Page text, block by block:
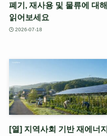
폐기, 재사용 및 물류에 대해
읽어보세요
2026-07-18
[열] 지역사회 기반 재에너지